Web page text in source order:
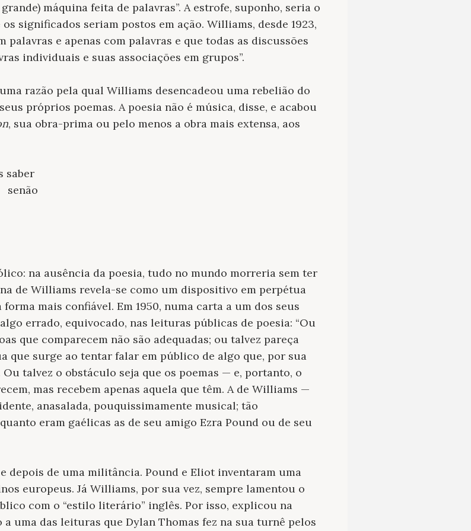
máquina feita de palavras”. A estrofe, suponho, seria o
significados seriam postos em ação. Williams, desde 1923,
palavras e apenas com palavras e que todas as discussões
individuais e suas associações em grupos”.
razão pela qual Williams desencadeou uma rebelião do
próprios poemas. A poesia não é música, disse, e acabou
, sua obra-prima ou pelo menos a obra mais extensa, aos
saber
senão
na ausência da poesia, tudo no mundo morreria sem ter
de Williams revela-se como um dispositivo em perpétua
mais confiável. Em 1950, numa carta a um dos seus
errado, equivocado, nas leituras públicas de poesia: “Ou
que comparecem não são adequadas; ou talvez pareça
que surge ao tentar falar em público de algo que, por sua
talvez o obstáculo seja que os poemas — e, portanto, o
mas recebem apenas aquela que têm. A de Williams —
anasalada, pouquissimamente musical; tão
eram gaélicas as de seu amigo Ezra Pound ou de seu
depois de uma militância. Pound e Eliot inventaram uma
europeus. Já Williams, por sua vez, sempre lamentou o
com o “estilo literário” inglês. Por isso, explicou na
a uma das leituras que Dylan Thomas fez na sua turnê pelos